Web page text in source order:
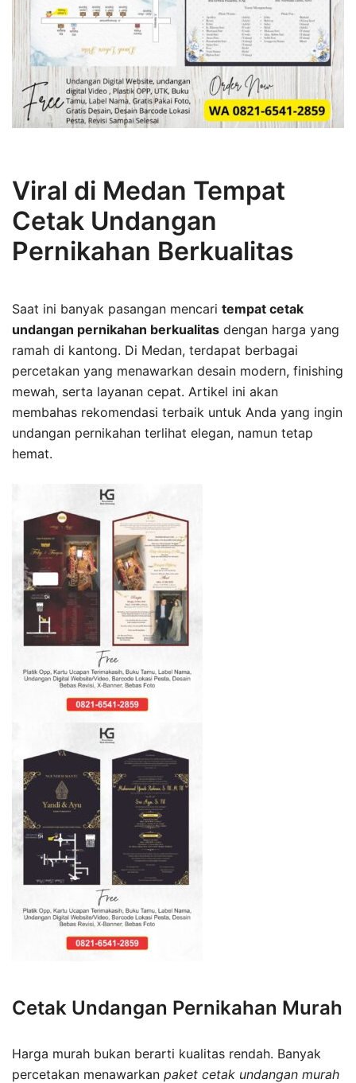
Viral di Medan Tempat
Cetak Undangan
Pernikahan Berkualitas
Saat ini banyak pasangan mencari tempat cetak
undangan pernikahan berkualitas dengan harga yang
ramah di kantong. Di Medan, terdapat berbagai
percetakan yang menawarkan desain modern, finishing
mewah, serta layanan cepat. Artikel ini akan
membahas rekomendasi terbaik untuk Anda yang ingin
undangan pernikahan terlihat elegan, namun tetap
hemat.
Cetak Undangan Pernikahan Murah
Harga murah bukan berarti kualitas rendah. Banyak
percetakan menawarkan paket cetak undangan murah